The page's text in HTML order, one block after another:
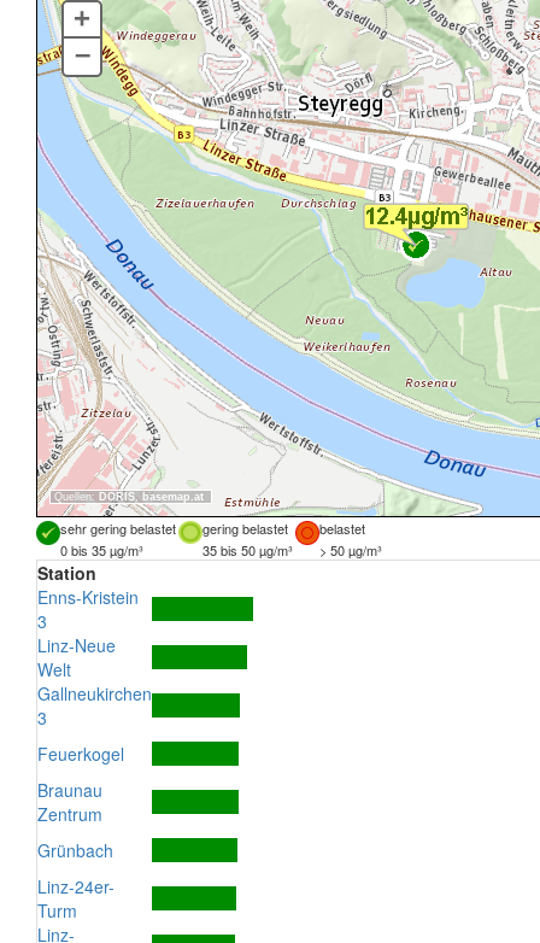
Quellen: DORIS, basemap.at
+
–
sehr gering belastet gering belastet
belastet
0 bis 35 µg/m³
35 bis 50 µg/m³ > 50 µg/m³
Station
Enns-Kristein
3
Linz-Neue
Welt
Gallneukirchen
3
Feuerkogel
Braunau
Zentrum
Grünbach
Linz-24er-
Turm
Linz-